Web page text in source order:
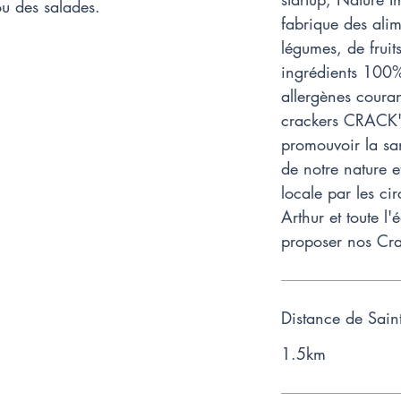
des salades.
fabrique des
légumes, de
ingrédients
allergènes
crackers
promouvoir la
de notre nature
locale par les
Arthur et toute
proposer nos
Distance de
1.5km